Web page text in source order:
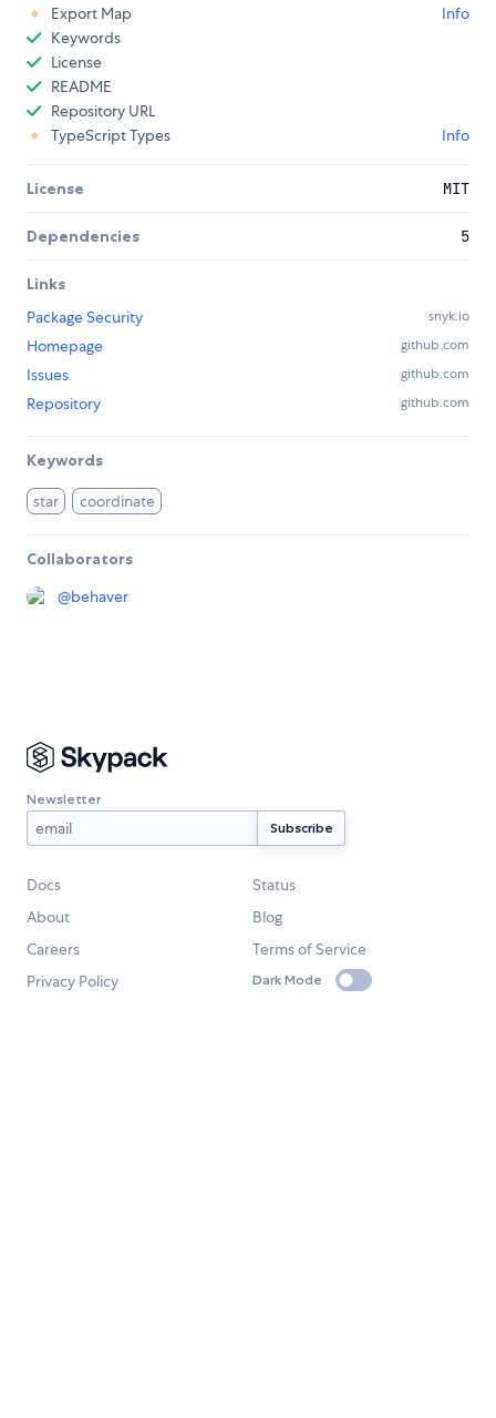
Export Map
Info
Keywords
License
README
Repository URL
TypeScript Types
Info
License MIT
Dependencies 5
Links
Package Security
snyk.io
Homepage github.com
Issues github.com
Repository github.com
Keywords
star coordinate
Collaborators
@behaver
Newsletter
Docs
Status
About
Blog
Careers
Terms of Service
Privacy Policy
Dark Mode